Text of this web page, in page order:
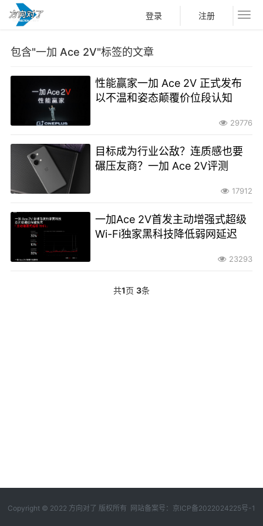
登录 注册
包含"一加 Ace 2V"标签的文章
性能赢家一加 Ace 2V 正式发布
以不温和姿态颠覆价位段认知
29776
目标成为行业公敌？连质感也要
碾压友商？一加 Ace 2V评测
17912
一加Ace 2V首发主动增强式超级
Wi-Fi独家黑科技降低弱网延迟
23293
共1页 3条
Copyright © 2022 方向对了 版权所有 网站备案号： 京ICP备2022024225号-1